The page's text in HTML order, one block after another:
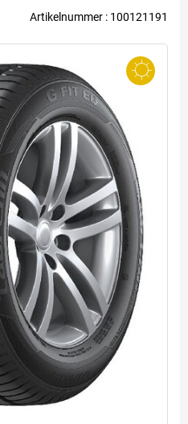
Artikelnummer : 100121191